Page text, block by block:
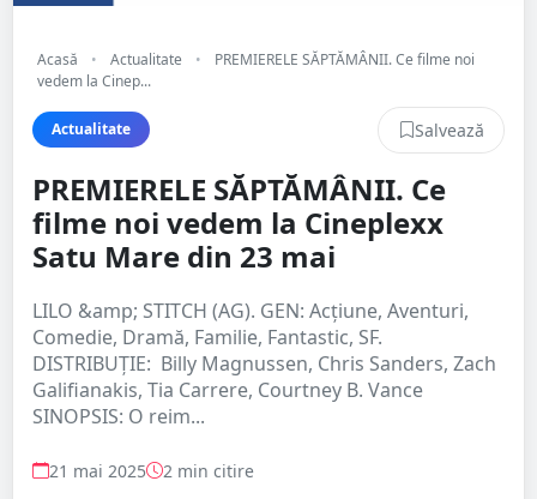
Acasă • Actualitate •
PREMIERELE SĂPTĂMÂNII. Ce filme noi
vedem la Cinep...
Actualitate Salvează
PREMIERELE SĂPTĂMÂNII. Ce
filme noi vedem la Cineplexx
Satu Mare din 23 mai
LILO &amp; STITCH (AG). GEN: Acţiune, Aventuri,
Comedie, Dramă, Familie, Fantastic, SF.
DISTRIBUȚIE: Billy Magnussen, Chris Sanders, Zach
Galifianakis, Tia Carrere, Courtney B. Vance
SINOPSIS: O reim...
21 mai 2025 2 min citire